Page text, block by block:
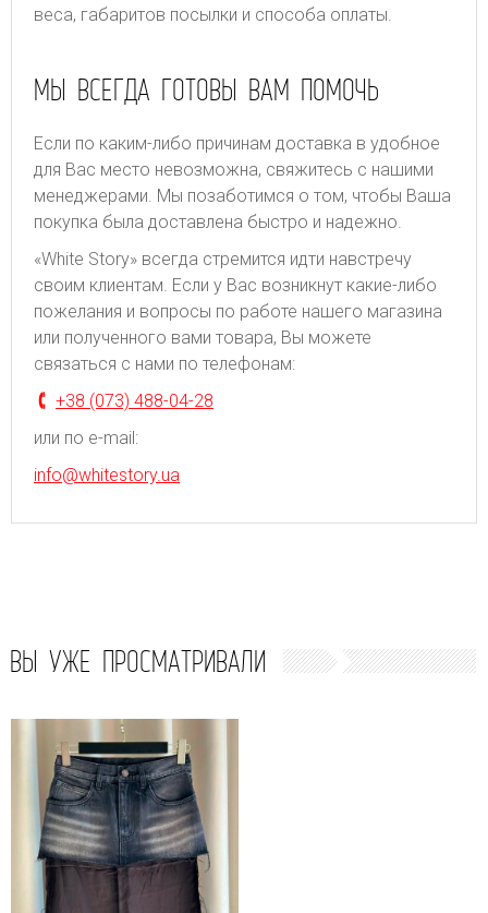
веса, габаритов посылки и способа оплаты.
МЫ ВСЕГДА ГОТОВЫ ВАМ ПОМОЧЬ
Если по каким-либо причинам доставка в удобное
для Вас место невозможна, свяжитесь с нашими
менеджерами. Мы позаботимся о том, чтобы Ваша
покупка была доставлена быстро и надежно.
«White Story» всегда стремится идти навстречу
своим клиентам. Если у Вас возникнут какие-либо
пожелания и вопросы по работе нашего магазина
или полученного вами товара, Вы можете
связаться с нами по телефонам:
+38 (073) 488-04-28
или по e-mail:
info@whitestory.ua
ВЫ УЖЕ ПРОСМАТРИВАЛИ